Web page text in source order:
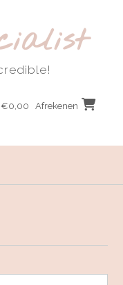
€0,00 Afrekenen